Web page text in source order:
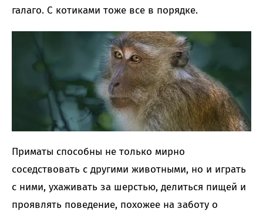
галаго. С котиками тоже все в порядке.
Приматы способны не только мирно
соседствовать с другими животными, но и играть
с ними, ухаживать за шерстью, делиться пищей и
проявлять поведение, похожее на заботу о